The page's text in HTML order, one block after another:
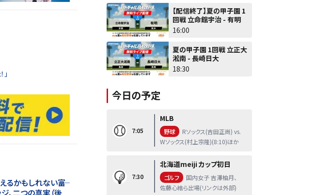
るかもしれない――富
、二つの真実（後
【配信終了】夏の甲子園 1
回戦 立命館宇治 - 有明
16:00
夏の甲子園 1回戦 立正大
淞南 - 長崎日大
18:30
今日の予定
7:05
MLB
野球
Rソックス(吉田正尚) vs.
Wソックス(村上宗隆)(8:10)ほか
7:30
北海道meiji カップ初日
ゴルフ
国内女子 吉澤柚月、
佐藤心結ら出場(リンクは外部)